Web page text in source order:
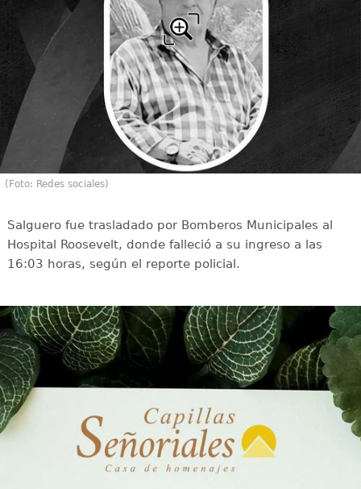
(Foto: Redes sociales)
Salguero fue trasladado por Bomberos Municipales al
Hospital Roosevelt, donde falleció a su ingreso a las
16:03 horas, según el reporte policial.